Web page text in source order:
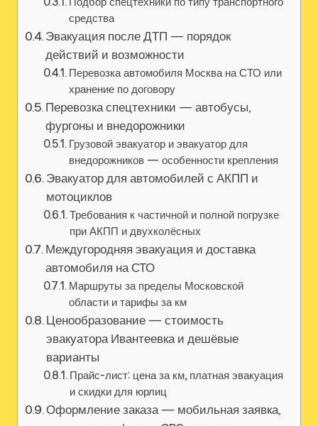
средства
Эвакуация после ДТП — порядок
действий и возможности
Перевозка автомобиля Москва на СТО или
хранение по договору
Перевозка спецтехники — автобусы,
фургоны и внедорожники
Грузовой эвакуатор и эвакуатор для
внедорожников — особенности крепления
Эвакуатор для автомобилей с АКПП и
мотоциклов
Требования к частичной и полной погрузке
при АКПП и двухколёсных
Междугородняя эвакуация и доставка
автомобиля на СТО
Маршруты за пределы Московской
области и тарифы за км
Ценообразование — стоимость
эвакуатора Ивантеевка и дешёвые
варианты
Прайс-лист: цена за км, платная эвакуация
и скидки для юрлиц
Оформление заказа — мобильная заявка,